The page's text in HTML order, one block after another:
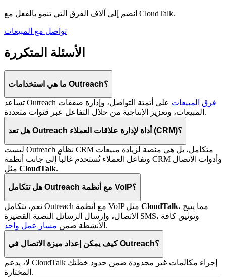
انضم إلى آلاف الفرق التي تنمو بالفعل مع CloudTalk.
تواصل مع المبيعات
الأسئلة المتكررة
ما هي استخدامات Outreach؟
تساعد Outreach فرق المبيعات على أتمتة التواصل، وإدارة صفقات
المبيعات، وتعزيز الإنتاجية من خلال التفاعل عبر قنوات متعددة.
هل تعد Outreach أداة لإدارة علاقات العملاء (CRM)؟
ليست Outreach نظام CRM متكامل، بل هي منصة لزيادة مبيعات
وتفاعل العملاء تُستخدم غالباً إلى جانب أنظمة CRM وأدوات الاتصال
CloudTalk.
هل تتكامل Outreach مع أنظمة VoIP؟
CloudTalk، مما يتيح
الاتصال، وإرسال الرسائل النصية القصيرة SMS، وتوثيق كافة
الأنشطة ضمن مسار عمل واحد .
كيف يمكن إعداد ميزة الاتصال في Outreach؟
لا، يدعم CloudTalk إجراء مكالمات غير محدودة ضمن حدود خطتك
المختارة.